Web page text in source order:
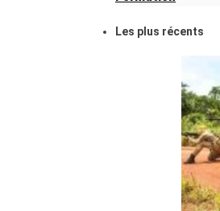
Les plus récents